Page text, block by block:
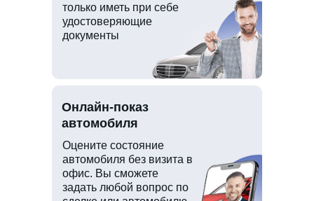
только иметь при себе
удостоверяющие
документы
Оцените состояние
автомобиля без визита в
офис. Вы сможете
задать любой вопрос по
Онлайн-показ
автомобиля